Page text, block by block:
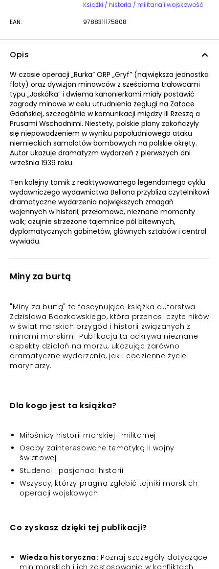
Książki / historia / militaria i wojskowość
EAN: 9788311175808
Opis
W czasie operacji „Rurka” ORP „Gryf” (największa jednostka
floty) oraz dywizjon minowców z sześcioma trałowcami
typu „Jaskółka” i dwiema kanonierkami miały postawić
zagrody minowe w celu utrudnienia żeglugi na Zatoce
Gdańskiej, szczególnie w komunikacji między III Rzeszą a
Prusami Wschodnimi. Niestety, polskie plany zakończyły
się niepowodzeniem w wyniku popołudniowego ataku
niemieckich samolotów bombowych na polskie okręty.
Autor ukazuje dramatyzm wydarzeń z pierwszych dni
września 1939 roku.
Ten kolejny tomik z reaktywowanego legendarnego cyklu
wydawniczego wydawnictwa Bellona przybliża czytelnikowi
dramatyczne wydarzenia największych zmagań
wojennych w historii; przełomowe, nieznane momenty
walk; czujnie strzeżone tajemnice pól bitewnych,
dyplomatycznych gabinetów, głównych sztabów i central
wywiadu.
Miny za burtą
"Miny za burtą" to fascynująca książka autorstwa
Zdzisława Boczkowskiego, która przenosi czytelników
w świat morskich przygód i historii związanych z
minami morskimi. Publikacja ta odkrywa nieznane
aspekty działań na morzu, ukazując zarówno
dramatyczne wydarzenia, jak i codzienne życie
marynarzy.
Dla kogo jest ta książka?
Miłośnicy historii morskiej i militarnej
Osoby zainteresowane tematyką II wojny
światowej
Studenci i pasjonaci historii
Wszyscy, którzy pragną zgłębić tajniki morskich
operacji wojskowych
Co zyskasz dzięki tej publikacji?
Wiedza historyczna: Poznaj szczegóły dotyczące
min morskich i ich zastosowania w konfliktach